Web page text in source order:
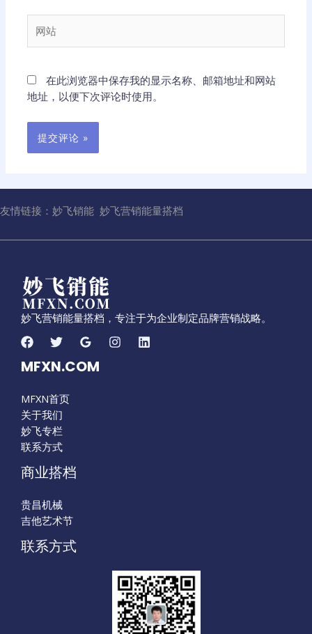
箱
站
在此浏览器中保存我的显示名称、邮箱地址和网站
地址，以便下次评论时使用。
友情链接： 妙飞销能 妙飞营销能量搭档
妙飞营销能量搭档，专注于为企业制定品牌营销战略。
MFXN.COM
MFXN首页
关于我们
妙飞专栏
联系方式
商业搭档
贵昌机械
吉他艺术节
联系方式